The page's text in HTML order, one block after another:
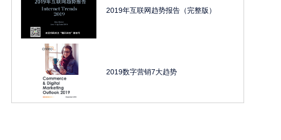
2019年互联网趋势报告（完整版）
2019数字营销7大趋势